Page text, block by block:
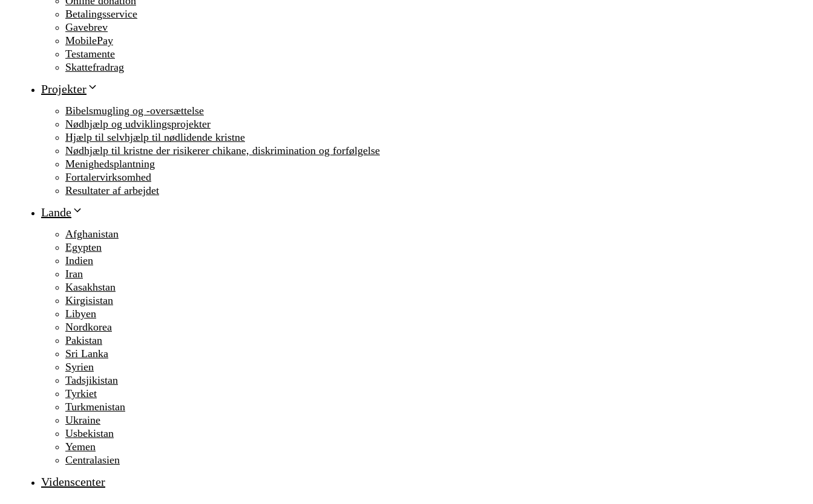
Betalingsservice
Gavebrev
MobilePay
Testamente
Skattefradrag
Projekter
Bibelsmugling og -oversættelse
Nødhjælp og udviklingsprojekter
Hjælp til selvhjælp til nødlidende kristne
Nødhjælp til kristne der risikerer chikane, diskrimination og forfølgelse
Menighedsplantning
Fortalervirksomhed
Resultater af arbejdet
Lande
Afghanistan
Egypten
Indien
Iran
Kasakhstan
Kirgisistan
Libyen
Nordkorea
Pakistan
Sri Lanka
Syrien
Tadsjikistan
Tyrkiet
Turkmenistan
Ukraine
Usbekistan
Yemen
Centralasien
Videnscenter